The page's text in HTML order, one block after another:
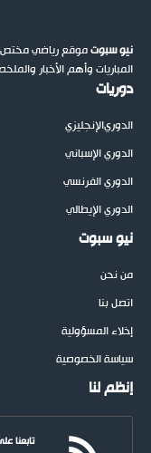
نيو سبوتموقع رياضي مختص في
المباريات وأهم الأخبار
دوريات
الدوريالإنجليزي
الدوري الإسباني
الدوري الفرنسي
الدوري الإيطالي
نيو سبوت
من نحن
اتصل بنا
إخلاء المسؤولية
سياسة الخصوصية
إنظم لنا
تابعنا